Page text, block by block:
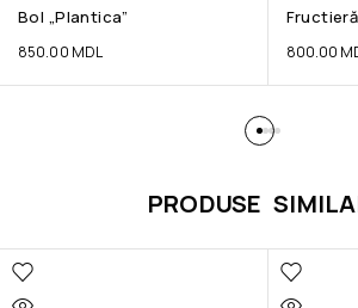
Bol „Plantica”
850.00 MDL 800.00
PRODUSE